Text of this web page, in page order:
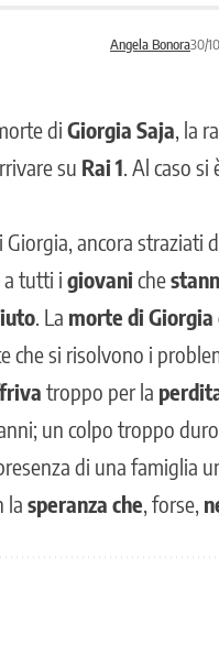
Angela Bonora30/
di Giorgia Saja , la
su Rai 1 . Al caso
Giorgia, ancora straziati
a tutti i giovaniche
. La morte di
che si risolvono i
troppo per la
un colpo troppo
di una famiglia
lasperanza che , forse,